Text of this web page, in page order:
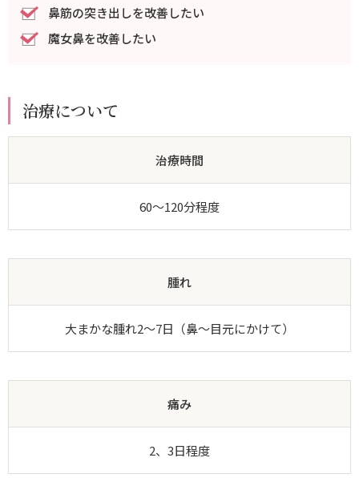
鼻筋の突き出しを改善したい
魔女鼻を改善したい
治療について
治療時間
60～120分程度
腫れ
大まかな腫れ2～7日（鼻～目元にかけて）
痛み
2、3日程度